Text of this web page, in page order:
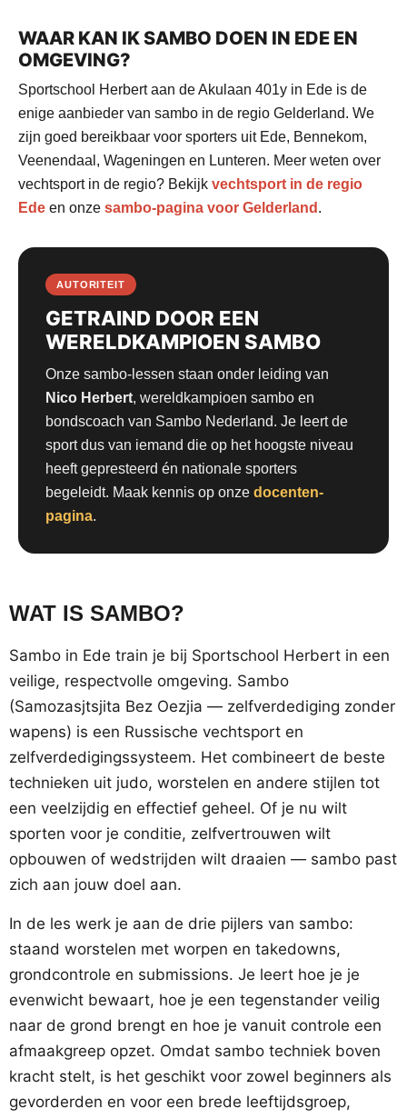
WAAR KAN IK SAMBO DOEN IN EDE EN
OMGEVING?
Sportschool Herbert aan de Akulaan 401y in Ede is de
enige aanbieder van sambo in de regio Gelderland. We
zijn goed bereikbaar voor sporters uit Ede, Bennekom,
Veenendaal, Wageningen en Lunteren. Meer weten over
vechtsport in de regio? Bekijk vechtsport in de regio
Ede en onze sambo-pagina voor Gelderland .
AUTORITEIT
GETRAIND DOOR EEN
WERELDKAMPIOEN SAMBO
Onze sambo-lessen staan onder leiding van
Nico Herbert, wereldkampioen sambo en
bondscoach van Sambo Nederland. Je leert de
sport dus van iemand die op het hoogste niveau
heeft gepresteerd én nationale sporters
begeleidt. Maak kennis op onze docenten-
pagina.
WAT IS SAMBO?
Sambo in Ede train je bij Sportschool Herbert in een
veilige, respectvolle omgeving. Sambo
(Samozasjtsjita Bez Oezjia — zelfverdediging zonder
wapens) is een Russische vechtsport en
zelfverdedigingssysteem. Het combineert de beste
technieken uit judo, worstelen en andere stijlen tot
een veelzijdig en effectief geheel. Of je nu wilt
sporten voor je conditie, zelfvertrouwen wilt
opbouwen of wedstrijden wilt draaien — sambo past
zich aan jouw doel aan.
In de les werk je aan de drie pijlers van sambo:
staand worstelen met worpen en takedowns,
grondcontrole en submissions. Je leert hoe je je
evenwicht bewaart, hoe je een tegenstander veilig
naar de grond brengt en hoe je vanuit controle een
afmaakgreep opzet. Omdat sambo techniek boven
kracht stelt, is het geschikt voor zowel beginners als
gevorderden en voor een brede leeftijdsgroep,